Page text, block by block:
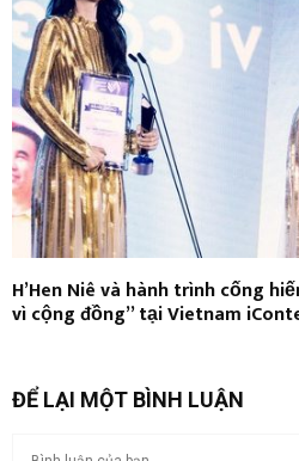
H’Hen Niê và hành trình cống
vì cộng đồng” tại Vietnam
ĐỂ LẠI MỘT BÌNH LUẬN